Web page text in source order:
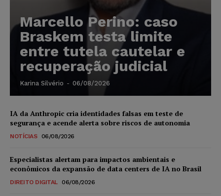
Marcello Perino: caso
Braskem testa limite
entre tutela cautelar e
recuperação judicial
Karina Silvério - 06/08/2026
IA da Anthropic cria identidades falsas em teste de
segurança e acende alerta sobre riscos de autonomia
NOTÍCIAS 06/08/2026
Especialistas alertam para impactos ambientais e
econômicos da expansão de data centers de IA no Brasil
DIREITO DIGITAL 06/08/2026